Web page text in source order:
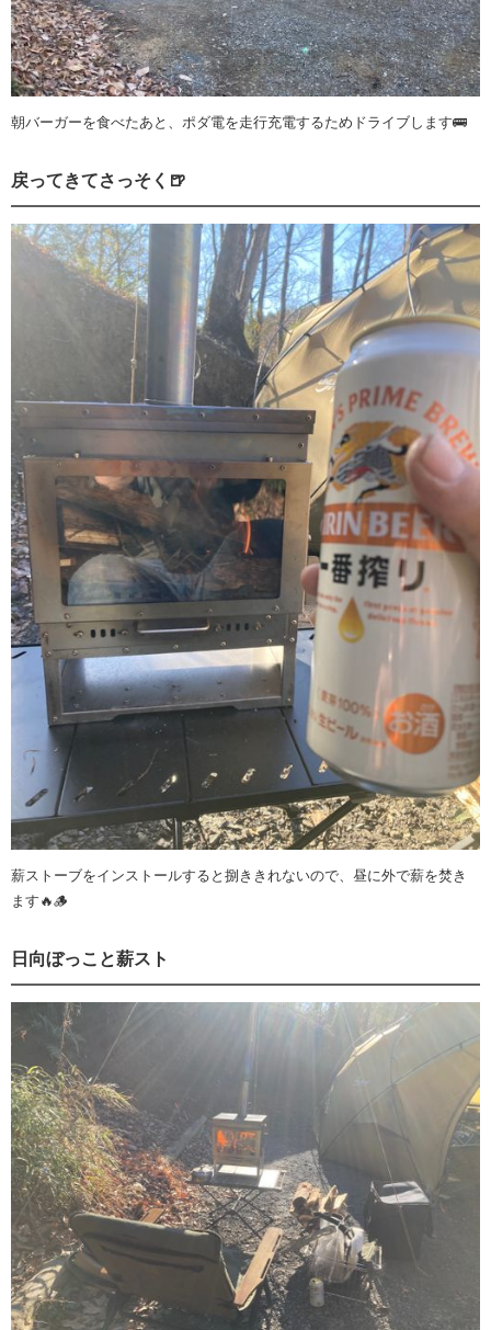
朝バーガーを食べたあと、ポダ電を走行充電するためドライブします🚌
戻ってきてさっそく🍺
薪ストーブをインストールすると捌ききれないので、昼に外で薪を焚き
ます🔥🪵
日向ぼっこと薪スト